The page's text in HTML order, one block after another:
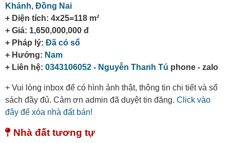
Khánh, Đồng Nai
+ Diện tích: 4x25=118 m²
+ Giá: 1,650,000,000 đ
+ Pháp lý: Đã có sổ
+ Hướng: Nam
+ Liên hệ: 0343106052 - Nguyễn Thanh Tú phone - zalo
+ Vui lòng inbox để có hình ảnh thật, thông tin chi tiết và sổ
sách đầy đủ. Cảm ơn admin đã duyệt tin đăng. Click vào
đây để xóa nhà đất bán!
Nhà đất tương tự